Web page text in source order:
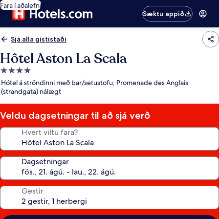
Fara í aðalefni
Sæktu appið
Sjá alla gististaði
Hôtel Aston La Scala
4.0
stjörnu
gististaður
Hótel á ströndinni með bar/setustofu, Promenade des Anglais
(strandgata) nálægt
Veldu dagsetningar til að sjá verð
Hvert viltu fara?
Dagsetningar
Gestir